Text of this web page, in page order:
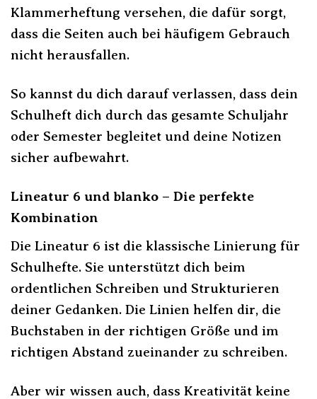
Klammerheftung versehen, die dafür sorgt,
dass die Seiten auch bei häufigem Gebrauch
nicht herausfallen.
So kannst du dich darauf verlassen, dass dein
Schulheft dich durch das gesamte Schuljahr
oder Semester begleitet und deine Notizen
sicher aufbewahrt.
Lineatur 6 und blanko – Die perfekte
Kombination
Die Lineatur 6 ist die klassische Linierung für
Schulhefte. Sie unterstützt dich beim
ordentlichen Schreiben und Strukturieren
deiner Gedanken. Die Linien helfen dir, die
Buchstaben in der richtigen Größe und im
richtigen Abstand zueinander zu schreiben.
Aber wir wissen auch, dass Kreativität keine